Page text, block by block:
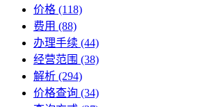
价格 (118)
费用 (88)
办理手续 (44)
经营范围 (38)
解析 (294)
价格查询 (34)